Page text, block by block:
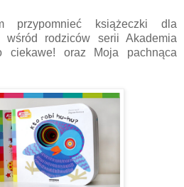
przypomnieć książeczki dla
rodziców serii Akademia
ciekawe! oraz Moja pachnąca